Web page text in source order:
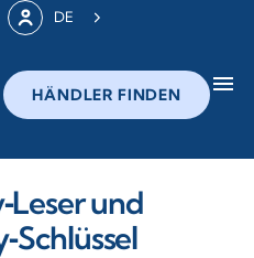
DE
HÄNDLER FINDEN menu
und